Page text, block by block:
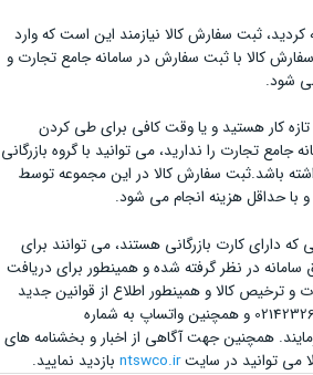
کردید، ثبت سفارش کالا نیازمند این است که وارد
کالا با ثبت سفارش در سامانه جامع تجارت و
شود.
تازه کار هستید و یا وقت کافی برای طی کردن
جامع تجارت را ندارید، می توانید با گروه بازرگانی
باشد.ثبت سفارش کالا در این مجموعه توسط
با حداقل هزینه انجام می شود.
دارای کارت بازرگانی هستند، می توانند برای
در نظر گرفته شده و همینطور برای دریافت
ترخیص کالا و همینطور اطلاع از قوانین جدید
ترخیص کالا از گمرک، با شماره 02142326 و همچنین واتساپ به شماره
بفرمایند. همچنین جهت آگاهی از اخبار و بخشنامه های
می توانید در سایتntswco.ir بازدید نمایید.